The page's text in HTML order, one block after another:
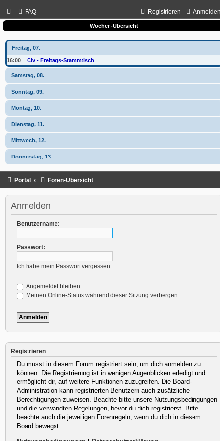
FAQ Registrieren
Wochen-Übersicht
Freitag, 07.
16:00 Civ - Freitags-Stammtisch
Samstag, 08.
Sonntag, 09.
Montag, 10.
Dienstag, 11.
Mittwoch, 12.
Donnerstag, 13.
Portal Foren-Übersicht
Anmelden
Benutzername:
Passwort:
Ich habe mein Passwort vergessen
Angemeldet bleiben
Meinen Online-Status während dieser Sitzung verbergen
Registrieren
Du musst in diesem Forum registriert sein, um dich anmelden zu
können. Die Registrierung ist in wenigen Augenblicken erledigt und
ermöglicht dir, auf weitere Funktionen zuzugreifen. Die Board-
Administration kann registrierten Benutzern auch zusätzliche
Berechtigungen zuweisen. Beachte bitte unsere Nutzungsbedingungen
und die verwandten Regelungen, bevor du dich registrierst. Bitte
beachte auch die jeweiligen Forenregeln, wenn du dich in diesem
Board bewegst.